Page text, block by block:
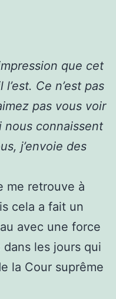
que cet
Ce n’est pas
pas vous voir
nous connaissent
j’envoie des
me retrouve à
cela a fait un
avec une force
les jours qui
la Cour suprême